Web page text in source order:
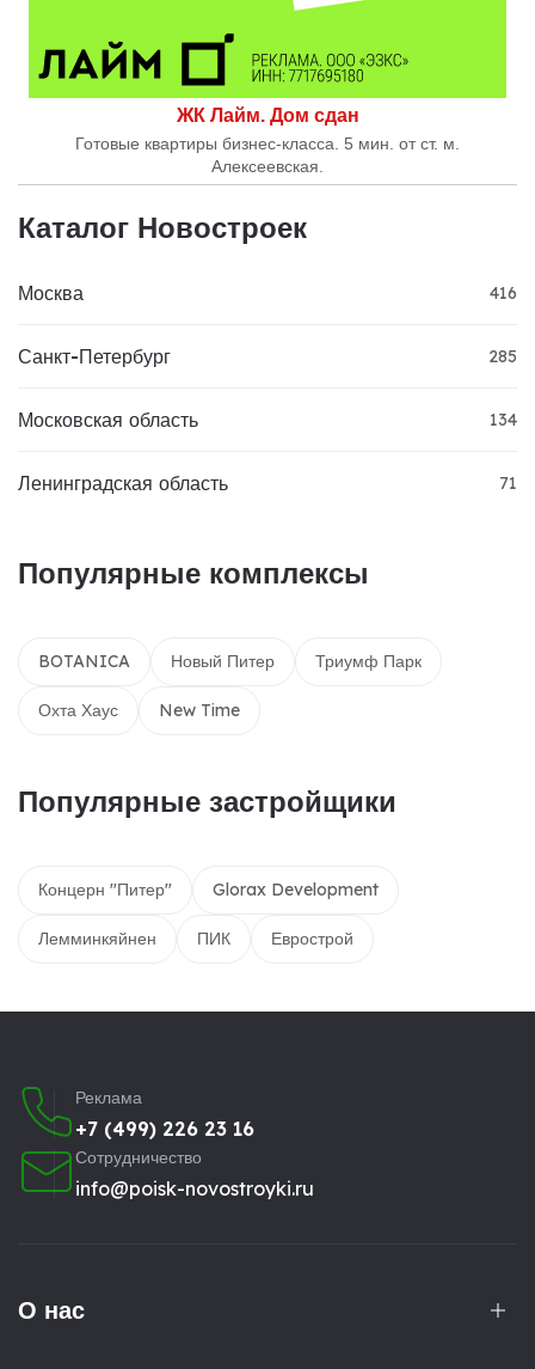
ЖК Лайм. Дом сдан
Готовые квартиры бизнес-класса. 5 мин. от ст. м.
Алексеевская.
Каталог Новостроек
Москва 416
Санкт-Петербург 285
Московская область 134
Ленинградская область 71
Популярные комплексы
BOTANICA Новый Питер Триумф Парк
Охта Хаус New Time
Популярные застройщики
Концерн "Питер" Glorax Development
Лемминкяйнен ПИК Еврострой
Реклама
+7 (499) 226 23 16
Сотрудничество
info@poisk-novostroyki.ru
О нас